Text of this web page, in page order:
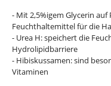
- Mit 2,5%igem Glycerin
Feuchthaltemittel für die
- Urea H: speichert die
Hydrolipidbarriere
- Hibiskussamen: sind
Vitaminen